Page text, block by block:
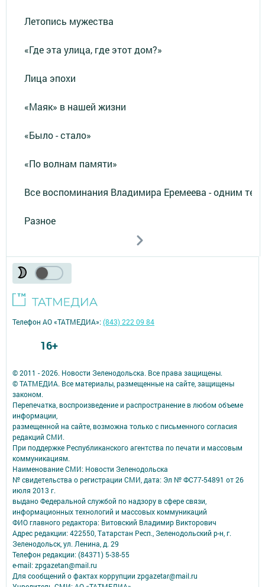
Летопись мужества
«Где эта улица, где этот дом?»
Лица эпохи
«Маяк» в нашей жизни
«Было - стало»
«По волнам памяти»
Все воспоминания Владимира Еремеева - одним
Разное
© 2011 - 2026. Новости Зеленодольска. Все права защищены.
© ТАТМЕДИА. Все материалы, размещенные на сайте, защищены
законом.
Перепечатка, воспроизведение и распространение в любом объеме
информации,
размещенной на сайте, возможна только с письменного согласия
редакций СМИ.
При поддержке Республиканского агентства по печати и массовым
коммуникациям.
Наименование СМИ: Новости Зеленодольска
№ свидетельства о регистрации СМИ, дата: Эл № ФС77-54891 от 26
июля 2013 г.
выдано Федеральной службой по надзору в сфере связи,
информационных технологий и массовых коммуникаций
ФИО главного редактора: Витовский Владимир Викторович
Адрес редакции: 422550, Татарстан Респ., Зеленодольский р-н, г.
Зеленодольск, ул. Ленина, д. 29
Телефон редакции: (84371) 5-38-55
e-mail: zpgazetan@mail.ru
Для сообщений о фактах коррупции zpgazetar@mail.ru
Телефон АО «ТАТМЕДИА»:(843) 222 09 84
16+